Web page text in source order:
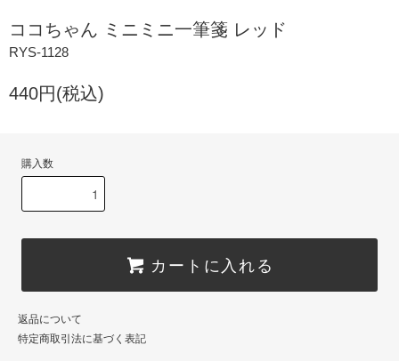
ココちゃん ミニミニ一筆箋 レッド
RYS-1128
440円(税込)
購入数
カートに入れる
返品について
特定商取引法に基づく表記